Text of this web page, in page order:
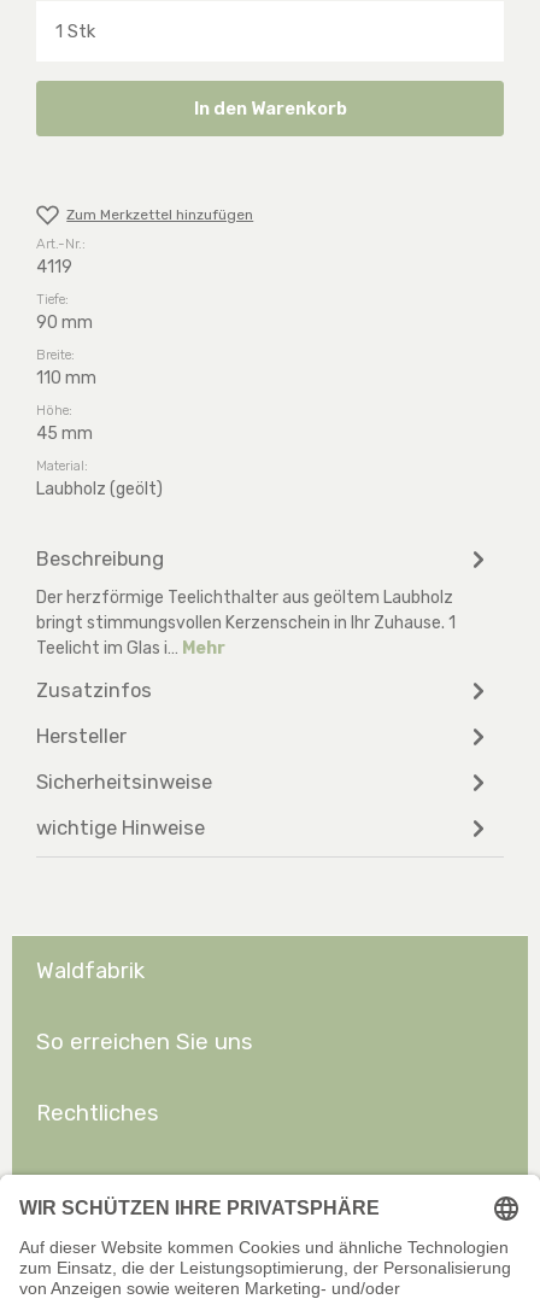
In den Warenkorb
Zum Merkzettel hinzufügen
Art.-Nr.:
4119
Tiefe:
90 mm
Breite:
110 mm
Höhe:
45 mm
Material:
Laubholz (geölt)
Beschreibung
Der herzförmige Teelichthalter aus geöltem Laubholz
bringt stimmungsvollen Kerzenschein in Ihr Zuhause. 1
Teelicht im Glas i… Mehr
Zusatzinfos
Hersteller
Sicherheitsinweise
wichtige Hinweise
Waldfabrik
So erreichen Sie uns
Rechtliches